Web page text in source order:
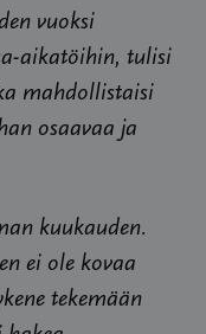
vuoksi
aikatöihin, tulisi
mahdollistaisi
osaavaa ja
kuukauden.
ei ole kovaa
tekemään